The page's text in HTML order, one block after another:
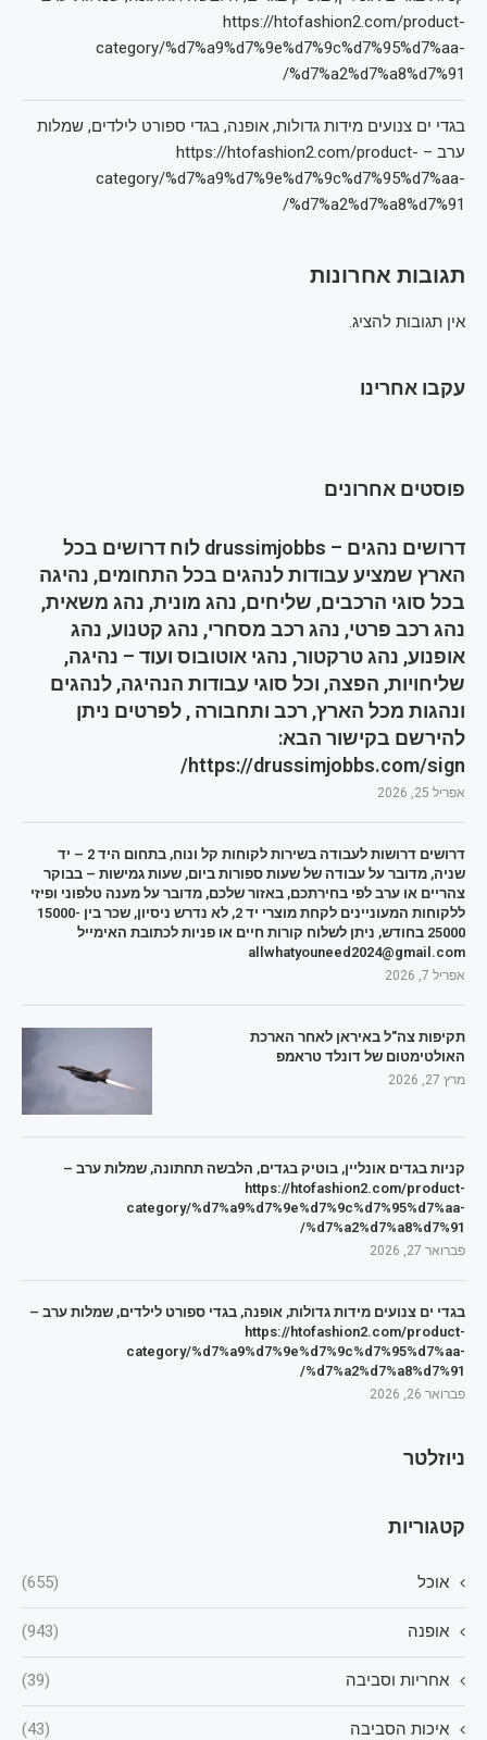
https://htofashion2.com/product-
category/%d7%a9%d7%9e%d7%9c%d7%95%d7%aa-
%d7%a2%d7%a8%d7%91/
בגדי ים צנועים מידות גדולות, אופנה, בגדי ספורט לילדים, שמלות
ערב – https://htofashion2.com/product-
category/%d7%a9%d7%9e%d7%9c%d7%95%d7%aa-
%d7%a2%d7%a8%d7%91/
תגובות אחרונות
אין תגובות להציג.
עקבו אחרינו
פוסטים אחרונים
דרושים נהגים – drussimjobbs לוח דרושים בכל
הארץ שמציע עבודות לנהגים בכל התחומים, נהיגה
בכל סוגי הרכבים, שליחים, נהג מונית, נהג משאית,
נהג רכב פרטי, נהג רכב מסחרי, נהג קטנוע, נהג
אופנוע, נהג טרקטור, נהגי אוטובוס ועוד – נהיגה,
שליחויות, הפצה, וכל סוגי עבודות הנהיגה, לנהגים
ונהגות מכל הארץ, רכב ותחבורה , לפרטים ניתן
להירשם בקישור הבא:
https://drussimjobbs.com/sign/
אפריל 25, 2026
דרושים דרושות לעבודה בשירות לקוחות קל ונוח, בתחום היד 2 – יד
שניה, מדובר על עבודה של שעות ספורות ביום, שעות גמישות – בבוקר
צהריים או ערב לפי בחירתכם, באזור שלכם, מדובר על מענה טלפוני ופיזי
ללקוחות המעוניינים לקחת מוצרי יד 2, לא נדרש ניסיון, שכר בין 15000-
25000 בחודש, ניתן לשלוח קורות חיים או פניות לכתובת האימייל
allwhatyouneed2024@gmail.com
אפריל 7, 2026
תקיפות צה"ל באיראן לאחר הארכת
האולטימטום של דונלד טראמפ
מרץ 27, 2026
קניות בגדים אונליין, בוטיק בגדים, הלבשה תחתונה, שמלות ערב –
https://htofashion2.com/product-
category/%d7%a9%d7%9e%d7%9c%d7%95%d7%aa-
%d7%a2%d7%a8%d7%91/
פברואר 27, 2026
בגדי ים צנועים מידות גדולות, אופנה, בגדי ספורט לילדים, שמלות ערב –
https://htofashion2.com/product-
category/%d7%a9%d7%9e%d7%9c%d7%95%d7%aa-
%d7%a2%d7%a8%d7%91/
פברואר 26, 2026
ניוזלטר
קטגוריות
אוכל (655)
אופנה (943)
אחריות וסביבה (39)
איכות הסביבה (43)